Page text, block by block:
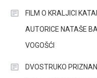
FILM O KRALJICI
AUTORICE NATAŠE
VOGOŠĆI
DVOSTRUKO